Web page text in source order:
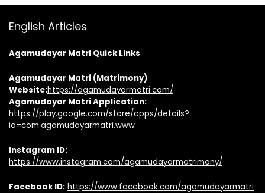
English Articles
Agamudayar Matri Quick Links
Agamudayar Matri (Matrimony)
Website:https://agamudayarmatri.com/
Agamudayar Matri Application:
https://play.google.com/store/apps/details?
id=com.agamudayarmatri.www
Instagram ID:
https://www.instagram.com/agamudayarmatrimony/
Facebook ID: https://www.facebook.com/agamudayarmatri